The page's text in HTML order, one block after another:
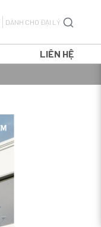
DÀNH CHO ĐẠI LÝ
LIÊN HỆ